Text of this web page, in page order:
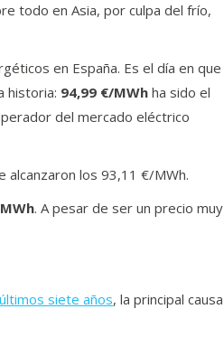
todo en Asia, por culpa del frío,
en España. Es el día en que
historia: 94,99 €/MWh ha sido el
del mercado eléctrico
los 93,11 €/MWh.
. A pesar de ser un precio muy
siete años, la principal causa